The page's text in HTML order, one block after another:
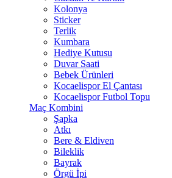
Kolonya
Sticker
Terlik
Kumbara
Hediye Kutusu
Duvar Saati
Bebek Ürünleri
Kocaelispor El Çantası
Kocaelispor Futbol Topu
Maç Kombini
Şapka
Atkı
Bere & Eldiven
Bileklik
Bayrak
Örgü İpi